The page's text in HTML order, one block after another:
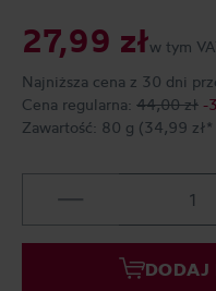
27,99 złw tym
Najniższa cena z 30 dni
Cena regularna: 44,00 zł -
Zawartość: 80 g (34,99
DODAJ